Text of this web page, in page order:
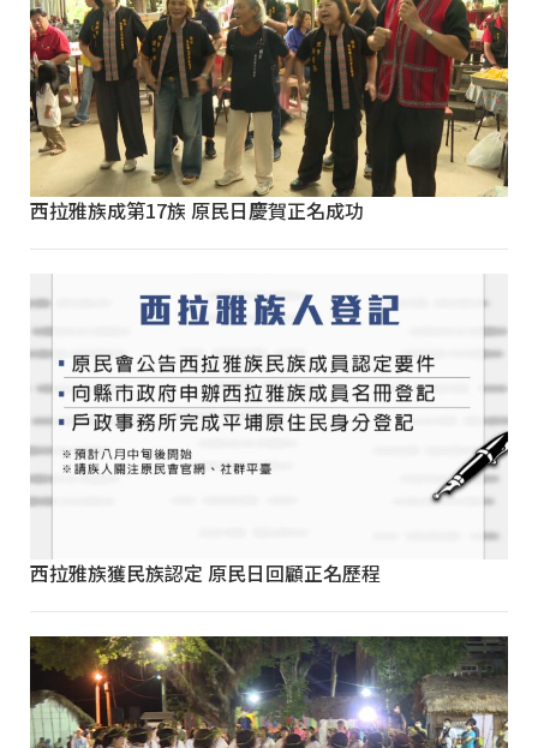
西拉雅族成第17族 原民日慶賀正名成功
西拉雅族獲民族認定 原民日回顧正名歷程